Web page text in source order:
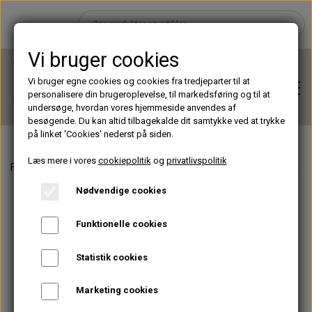
Brands
Forside Lamper & Udstyr Moon LED Lamper
Vi bruger cookies
Vi bruger egne cookies og cookies fra tredjeparter til at
personalisere din brugeroplevelse, til markedsføring og til at
undersøge, hvordan vores hjemmeside anvendes af
besøgende. Du kan altid tilbagekalde dit samtykke ved at trykke
på linket 'Cookies' nederst på siden.
Læs mere i vores cookiepolitikog privatlivspolitik
Nødvendige cookies
Funktionelle cookies
Statistik cookies
Marketing cookies